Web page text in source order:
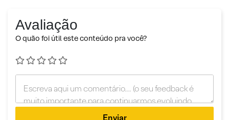
Avaliação
O quão foi útil este conteúdo pra você?